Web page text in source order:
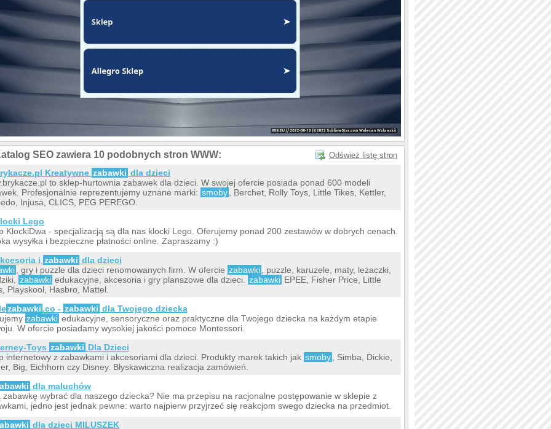
SEO zawiera 10 podobnych stron WWW: Odśwież listę stron
Kreatywne zabawki dla dzieci
to sklep-hurtownia zabawek dla dzieci. W swojej ofercie posiada ponad 600 modeli
Profesjonalnie reprezentujemy uznane marki: smoby
, Berchet, Rolly Toys, Little Tikes, Kettler,
Injusa, CLICS, PEG PEREGO.
Lego
KlockiDwa - specjalizacją są dla nas klocki Lego. Oferujemy ponad 200 zestawów w dobrych cenach.
wysyłka i bezpieczne płatności online. Zapraszamy :)
i zabawki dla dzieci
, gry i puzzle dla dzieci renomowanych firm. W ofercie zabawki
, puzzle, karuzele, maty, leżaczki,
zabawki edukacyjne, akcesoria i gry planszowe dla dzieci. zabawki EPEE, Fisher Price, Little
Playskool, Hasbro, Mattel.
zabawki .co - zabawki dla Twojego dziecka
zabawki edukacyjne, sensoryczne oraz praktyczne dla Twojego dziecka na każdym etapie
W ofercie posiadamy wysokiej jakości pomoce Montessori.
Toys zabawki Dla Dzieci
internetowy z zabawkami i akcesoriami dla dzieci. Produkty marek takich jak smoby
, Simba, Dickie,
Big, Eichhorn czy Disney. Błyskawiczna realizacja zamówień.
dla maluchów
zabawkę wybrać dla naszego dziecka? Nie ma przepisu na racjonalne postępowanie w sklepie z
jedno jest jednak pewne: warto najpierw przyjrzeć się reakcjom swego dziecka na przedmiot.
dla dzieci MILUSZEK